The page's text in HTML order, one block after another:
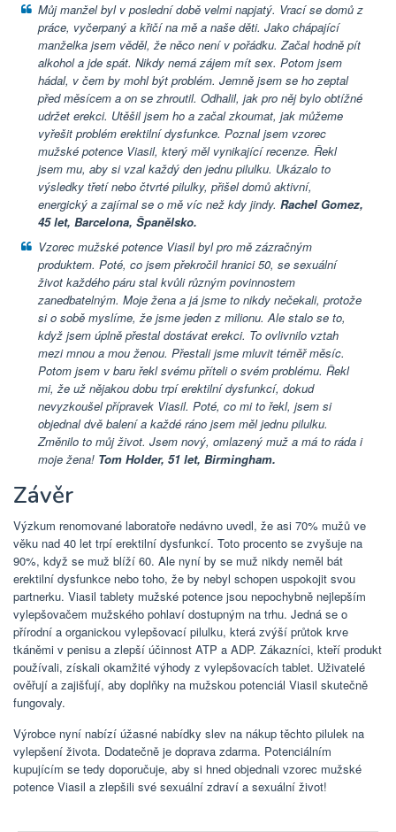
Můj manžel byl v poslední době velmi napjatý. Vrací se domů z
práce, vyčerpaný a křičí na mě a naše děti. Jako chápající
manželka jsem věděl, že něco není v pořádku. Začal hodně pít
alkohol a jde spát. Nikdy nemá zájem mít sex. Potom jsem
hádal, v čem by mohl být problém. Jemně jsem se ho zeptal
před měsícem a on se zhroutil. Odhalil, jak pro něj bylo obtížné
udržet erekci. Utěšil jsem ho a začal zkoumat, jak můžeme
vyřešit problém erektilní dysfunkce. Poznal jsem vzorec
mužské potence Viasil, který měl vynikající recenze. Řekl
jsem mu, aby si vzal každý den jednu pilulku. Ukázalo to
výsledky třetí nebo čtvrté pilulky, přišel domů aktivní,
energický a zajímal se o mě víc než kdy jindy. Rachel Gomez,
45 let, Barcelona, ​​Španělsko.
Vzorec mužské potence Viasil byl pro mě zázračným
produktem. Poté, co jsem překročil hranici 50, se sexuální
život každého páru stal kvůli různým povinnostem
zanedbatelným. Moje žena a já jsme to nikdy nečekali, protože
si o sobě myslíme, že jsme jeden z milionu. Ale stalo se to,
když jsem úplně přestal dostávat erekci. To ovlivnilo vztah
mezi mnou a mou ženou. Přestali jsme mluvit téměř měsíc.
Potom jsem v baru řekl svému příteli o svém problému. Řekl
mi, že už nějakou dobu trpí erektilní dysfunkcí, dokud
nevyzkoušel přípravek Viasil. Poté, co mi to řekl, jsem si
objednal dvě balení a každé ráno jsem měl jednu pilulku.
Změnilo to můj život. Jsem nový, omlazený muž a má to ráda i
moje žena! Tom Holder, 51 let, Birmingham.
Závěr
Výzkum renomované laboratoře nedávno uvedl, že asi 70% mužů ve
věku nad 40 let trpí erektilní dysfunkcí. Toto procento se zvyšuje na
90%, když se muž blíží 60. Ale nyní by se muž nikdy neměl bát
erektilní dysfunkce nebo toho, že by nebyl schopen uspokojit svou
partnerku. Viasil tablety mužské potence jsou nepochybně nejlepším
vylepšovačem mužského pohlaví dostupným na trhu. Jedná se o
přírodní a organickou vylepšovací pilulku, která zvýší průtok krve
tkáněmi v penisu a zlepší účinnost ATP a ADP. Zákazníci, kteří produkt
používali, získali okamžité výhody z vylepšovacích tablet. Uživatelé
ověřují a zajišťují, aby doplňky na mužskou potenciál Viasil skutečně
fungovaly.
Výrobce nyní nabízí úžasné nabídky slev na nákup těchto pilulek na
vylepšení života. Dodatečně je doprava zdarma. Potenciálním
kupujícím se tedy doporučuje, aby si hned objednali vzorec mužské
potence Viasil a zlepšili své sexuální zdraví a sexuální život!